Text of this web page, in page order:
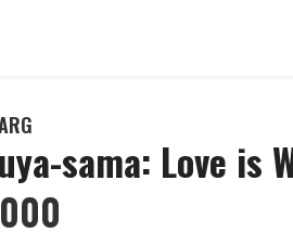
sama: Love is